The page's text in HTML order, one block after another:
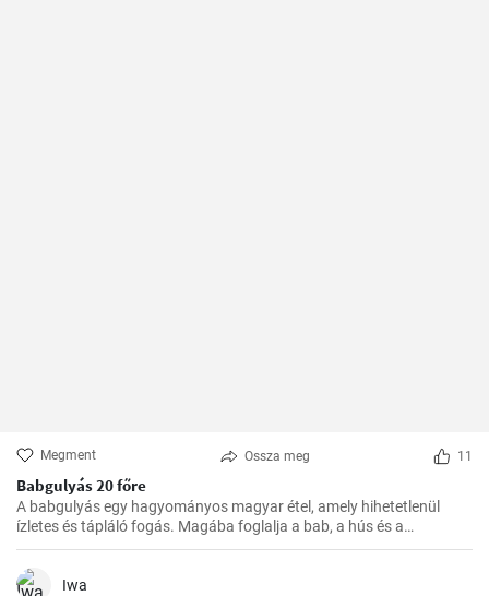
Megment Ossza meg 11
Babgulyás 20 főre
A babgulyás egy hagyományos magyar étel, amely hihetetlenül
ízletes és tápláló fogás. Magába foglalja a bab, a hús és a
zöldségek ízletes kombinációját. Egy tökéletes étel a hideg téli
napokon vagy egy nagy társasági összejövetelre, ugyanakkor
egyszerűen főzni is lehet. Ennek a receptnek segítségével 20 főre
Iwa